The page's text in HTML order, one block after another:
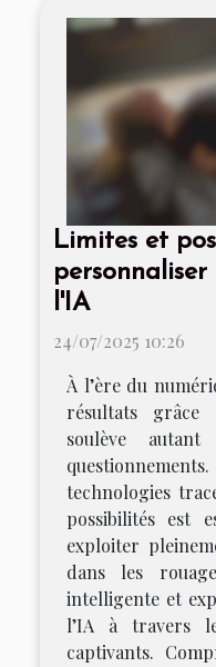
Limites et
l'IA
24/07/2025 10:26
À l’ère du
résultats grâce
soulève autant
technologies
possibilités est
exploiter
dans les
intelligente et
l’IA à travers
captivants.